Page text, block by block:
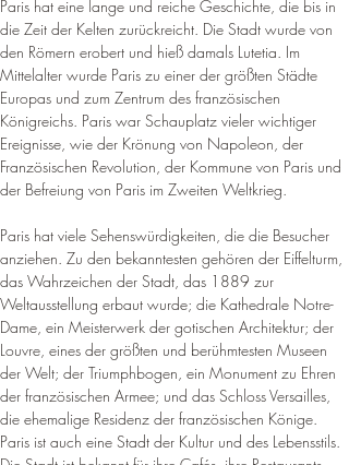
Paris hat eine lange und reiche Geschichte, die bis in
die Zeit der Kelten zurückreicht. Die Stadt wurde von
den Römern erobert und hieß damals Lutetia. Im
Mittelalter wurde Paris zu einer der größten Städte
Europas und zum Zentrum des französischen
Königreichs. Paris war Schauplatz vieler wichtiger
Ereignisse, wie der Krönung von Napoleon, der
Französischen Revolution, der Kommune von Paris und
der Befreiung von Paris im Zweiten Weltkrieg.
Paris hat viele Sehenswürdigkeiten, die die Besucher
anziehen. Zu den bekanntesten gehören der Eiffelturm,
das Wahrzeichen der Stadt, das 1889 zur
Weltausstellung erbaut wurde; die Kathedrale Notre-
Dame, ein Meisterwerk der gotischen Architektur; der
Louvre, eines der größten und berühmtesten Museen
der Welt; der Triumphbogen, ein Monument zu Ehren
der französischen Armee; und das Schloss Versailles,
die ehemalige Residenz der französischen Könige.
Paris ist auch eine Stadt der Kultur und des Lebensstils.